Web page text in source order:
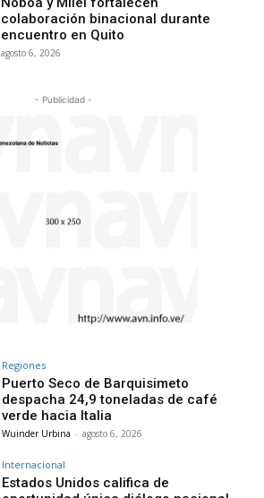
colaboración binacional durante
encuentro en Quito
agosto 6, 2026
- Publicidad -
Regiones
Puerto Seco de Barquisimeto
despacha 24,9 toneladas de café
verde hacia Italia
Wuinder Urbina - agosto 6, 2026
Internacional
Estados Unidos califica de